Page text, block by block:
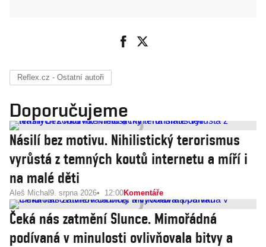
Reflex.cz - Ostatní autoři
Doporučujeme
Násilí bez motivu. Nihilistický terorismus
vyrůstá z temných koutů internetu a míří i
na malé děti
Aleš Michal 9. srpna 2026 12:00Komentáře
Čeká nás zatmění Slunce. Mimořádná
podívaná v minulosti ovlivňovala bitvy a